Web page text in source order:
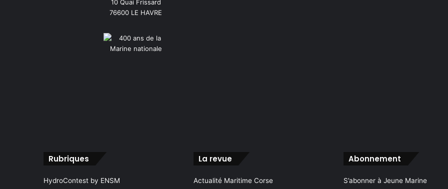
10 Quai Frissard
76600 LE HAVRE
Rubriques
HydroContest by ENSM
La revue
Actualité Maritime Corse
Abonnement
S’abonner à Jeune Marine